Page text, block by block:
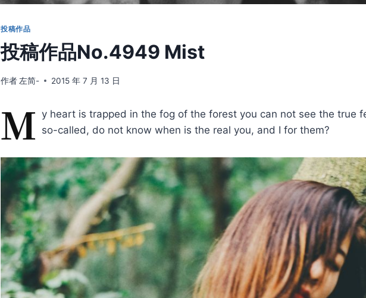
投稿作品
投稿作品No.4949 Mist
作者 左简- 2015 年 7 月 13 日
M y heart is trapped in the fog of the forest you can not see the true
so-called, do not know when is the real you, and I for them?